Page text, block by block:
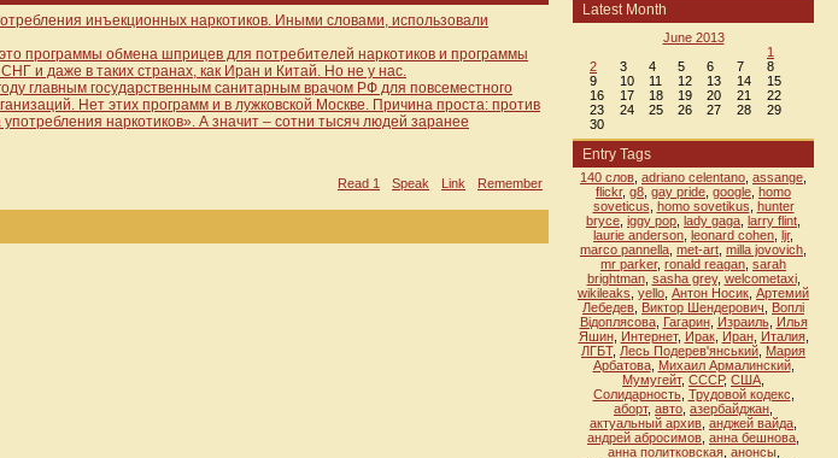
инъекционных наркотиков. Иными словами, использовали
программы обмена шприцев для потребителей наркотиков и программы
и даже в таких странах, как Иран и Китай. Но не у нас.
главным государственным санитарным врачом РФ для повсеместного
Нет этих программ и в лужковской Москве. Причина проста: против
наркотиков». А значит – сотни тысяч людей заранее
Read 1 Speak Link Remember
Latest Month
June 2013
1
2
3 4 5 6 7
8
9
10 11 12 13 14
15
16
17 18 19 20 21
22
23
24 25 26 27 28
29
30
Entry Tags
140 слов adriano celentano assange
flickr, g8 gay pride google homo
soveticus homo sovetikus hunter
bryce iggy pop lady gaga larry flint
laurie anderson leonard cohen ljr,
marco pannella met-art milla jovovich
mr parker, ronald reagan sarah
brightman, sasha grey, welcometaxi,
wikileaks yello Антон Носик Артемий
Лебедев Виктор Шендерович
Воплi
Вiдоплясова, Гагарин, Израиль, Илья
Яшин, Интернет, Ирак, Иран, Италия,
ЛГБТ, Лесь Подерев'янський Мария
Арбатова, Михаил Армалинский,
Мумугейт, СССР, США
Солидарность, Трудовой кодекс
аборт, авто азербайджан
актуальный архив анджей вайда
андрей абросимов анна бешнова
анна политковская, анонсы,